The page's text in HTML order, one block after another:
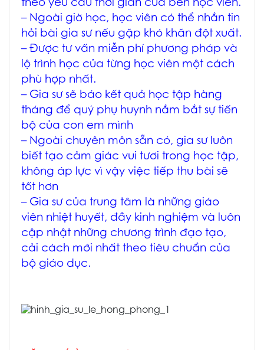
theo yêu cầu thời gian của bên học viên.
– Ngoài giờ học, học viên có thể nhắn tin
hỏi bài gia sư nếu gặp khó khăn đột xuất.
– Được tư vấn miễn phí phương pháp và
lộ trình học của từng học viên một cách
phù hợp nhất.
– Gia sư sẽ báo kết quả học tập hàng
tháng để quý phụ huynh nắm bắt sự tiến
bộ của con em mình
– Ngoài chuyên môn sẵn có, gia sư luôn
biết tạo cảm giác vui tươi trong học tập,
không áp lực vì vậy việc tiếp thu bài sẽ
tốt hơn
– Gia sư của trung tâm là những giáo
viên nhiệt huyết, đầy kinh nghiệm và luôn
cập nhật những chương trình đạo tạo,
cải cách mới nhất theo tiêu chuẩn của
bộ giáo dục.